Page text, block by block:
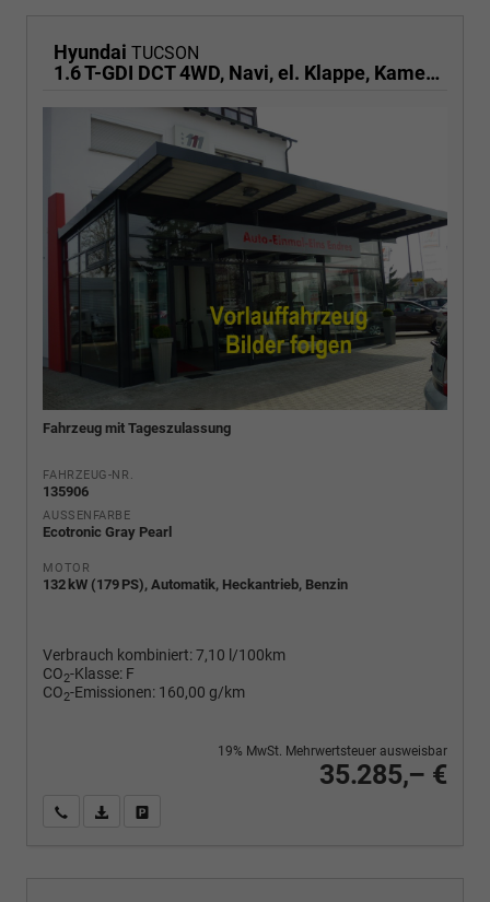
Hyundai TUCSON
1.6 T-GDI DCT 4WD, Navi, el. Klappe, Kamera, Side, Winter, 19-Zoll
Fahrzeug mit Tageszulassung
FAHRZEUG-NR.
135906
AUSSENFARBE
Ecotronic Gray Pearl
MOTOR
132 kW (179 PS), Automatik, Heckantrieb, Benzin
Verbrauch kombiniert:7,10 l/100km
CO2-Klasse: F
CO2-Emissionen: 160,00 g/km
35.285,– €
19% MwSt. Mehrwertsteuer ausweisbar
Wir rufen Sie anPDF-Fahrzeugexposé drucken